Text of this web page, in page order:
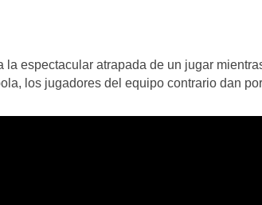
la espectacular atrapada de un jugar
los jugadores del equipo contrario dan